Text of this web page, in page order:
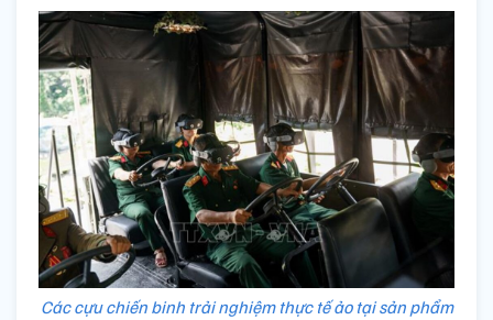
Các cựu chiến binh trải nghiệm thực tế ảo tại sản phẩm